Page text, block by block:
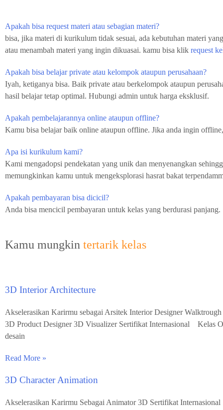
Apakah bisa request materi atau sebagian materi?
bisa, jika materi di kurikulum tidak sesuai, ada kebutuhan materi
atau menambah materi yang ingin dikuasai. kamu bisa klik request
Apakah bisa belajar private atau kelompok ataupun perusahaan?
Iyah, ketiganya bisa. Baik private atau berkelompok ataupun
hasil belajar tetap optimal. Hubungi admin untuk harga eksklusif.
Apakah pembelajarannya online ataupun offline?
Kamu bisa belajar baik online ataupun offline. Jika anda ingin
Apa isi kurikulum kami?
Kami mengadopsi pendekatan yang unik dan menyenangkan
memungkinkan kamu untuk mengeksplorasi hasrat bakat
Apakah pembayaran bisa dicicil?
Anda bisa mencicil pembayaran untuk kelas yang berdurasi panjang.
Kamu mungkin tertarik kelas
3D Interior Architecture
Akselerasikan Karirmu sebagai Arsitek Interior Designer
3D Product Designer 3D Visualizer Sertifikat Internasional Kelas
desain
Read More »
3D Character Animation
Akselerasikan Karirmu Sebagai Animator 3D Sertifikat